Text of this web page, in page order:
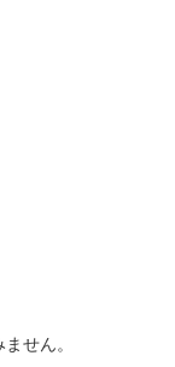
せん。